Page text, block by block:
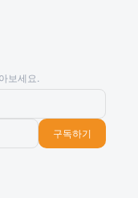
보세요.
구독하기